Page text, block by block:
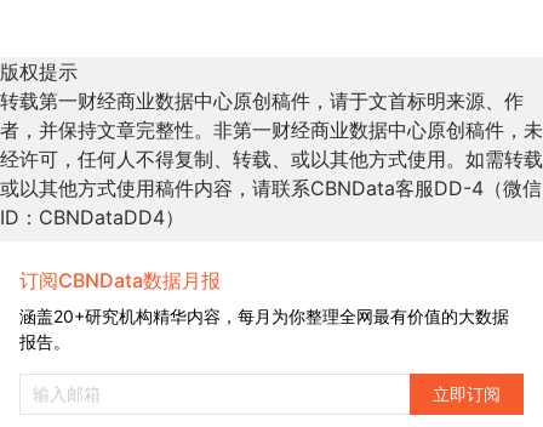
版权提示
转载第一财经商业数据中心原创稿件，请于文首标明来源、作
者，并保持文章完整性。非第一财经商业数据中心原创稿件，未
经许可，任何人不得复制、转载、或以其他方式使用。如需转载
或以其他方式使用稿件内容，请联系CBNData客服DD-4（微信
ID：CBNDataDD4）
订阅CBNData数据月报
涵盖20+研究机构精华内容，每月为你整理全网最有价值的大数据
报告。
立即订阅